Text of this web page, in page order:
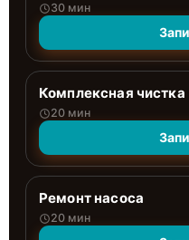
30 мин
Комплексная чистка
20 мин
Ремонт насоса
20 мин